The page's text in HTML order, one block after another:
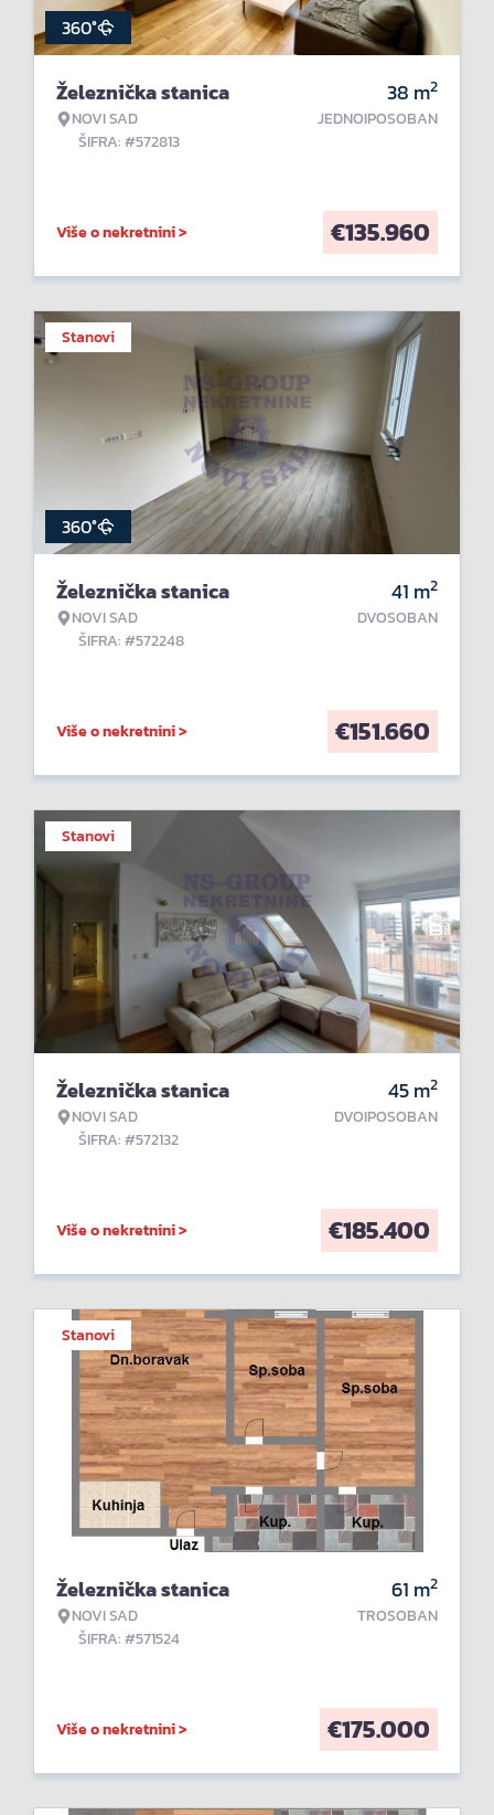
360°
Železnička stanica
NOVI SAD
ŠIFRA: #572813
38 m2
JEDNOIPOSOBAN
Više o nekretnini > €135.960
Stanovi
360°
Železnička stanica
NOVI SAD
ŠIFRA: #572248
41 m2
DVOSOBAN
Više o nekretnini > €151.660
Stanovi
Železnička stanica
NOVI SAD
ŠIFRA: #572132
45m2
DVOIPOSOBAN
Više o nekretnini > €185.400
Stanovi
Železnička stanica
NOVI SAD
ŠIFRA: #571524
61 m2
TROSOBAN
Više o nekretnini > €175.000